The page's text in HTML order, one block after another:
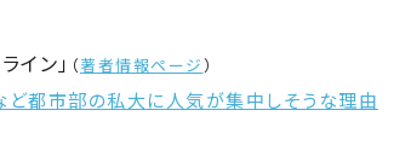
イン」 （著者情報ページ）
都市部の私大に人気が集中しそうな理由